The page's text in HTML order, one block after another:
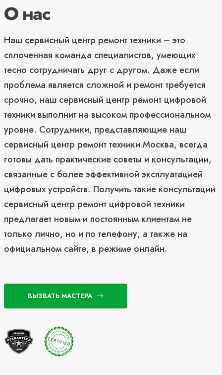
О нас
Наш сервисный центр ремонт техники – это
сплоченная команда специалистов, умеющих
тесно сотрудничать друг с другом. Даже если
проблема является сложной и ремонт требуется
срочно, наш сервисный центр ремонт цифровой
техники выполнит на высоком профессиональном
уровне. Сотрудники, представляющие наш
сервисный центр ремонт техники Москва, всегда
готовы дать практические советы и консультации,
связанные с более эффективной эксплуатацией
цифровых устройств. Получить такие консультации
сервисный центр ремонт цифровой техники
предлагает новым и постоянным клиентам не
только лично, но и по телефону, а также на
официальном сайте, в режиме онлайн.
ВЫЗВАТЬ МАСТЕРА